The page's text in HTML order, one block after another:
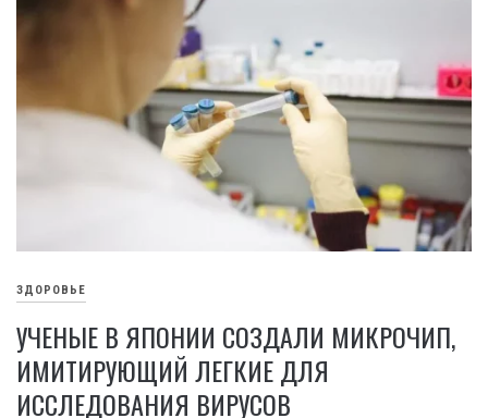
ЗДОРОВЬЕ
УЧЕНЫЕ В ЯПОНИИ СОЗДАЛИ МИКРОЧИП,
ИМИТИРУЮЩИЙ ЛЕГКИЕ ДЛЯ
ИССЛЕДОВАНИЯ ВИРУСОВ